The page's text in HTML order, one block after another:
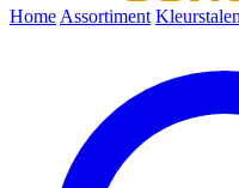
Home Assortiment Kleurstalen